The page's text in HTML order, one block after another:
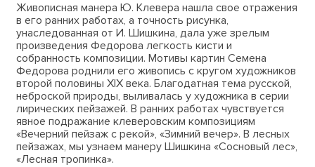
Живописная манера Ю. Клевера нашла свое отражения
в его ранних работах, а точность рисунка,
унаследованная от И. Шишкина, дала уже зрелым
произведения Федорова легкость кисти и
собранность композиции. Мотивы картин Семена
Федорова роднили его живопись с кругом художников
второй половины XIX века. Благодатная тема русской,
неброской природы, выливалась у художника в серии
лирических пейзажей. В ранних работах чувствуется
явное подражание клеверовским композициям
«Вечерний пейзаж с рекой», «Зимний вечер». В лесных
пейзажах, мы узнаем манеру Шишкина «Сосновый лес»,
«Лесная тропинка».